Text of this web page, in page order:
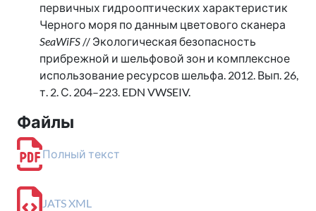
первичных гидрооптических характеристик
Черного моря по данным цветового сканера
SeaWiFS // Экологическая безопасность
прибрежной и шельфовой зон и комплексное
использование ресурсов шельфа. 2012. Вып. 26,
т. 2. С. 204–223. EDN VWSEIV.
Файлы
Полный текст
JATS XML